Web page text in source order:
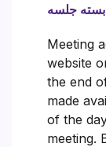
بسته جلسه
Meeting
website
the end
made
of the
meeting.